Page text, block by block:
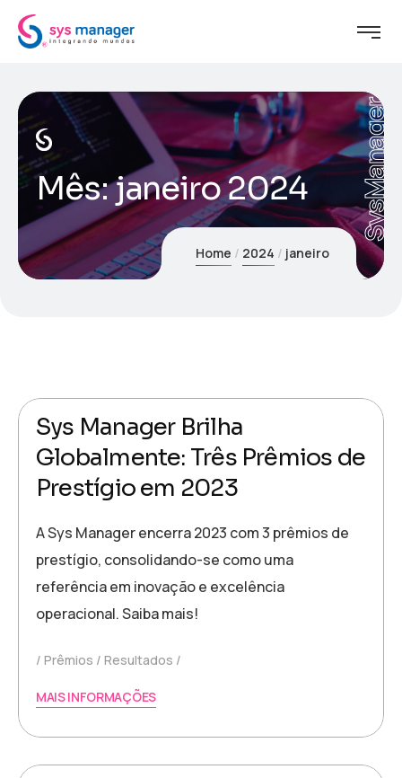
Mês:janeiro 2024 SysManager
Home 2024 janeiro
Sys Manager Brilha
Globalmente: Três Prêmios de
Prestígio em 2023
A Sys Manager encerra 2023 com 3 prêmios de
prestígio, consolidando-se como uma
referência em inovação e excelência
operacional. Saiba mais!
Prêmios Resultados
MAIS INFORMAÇÕES